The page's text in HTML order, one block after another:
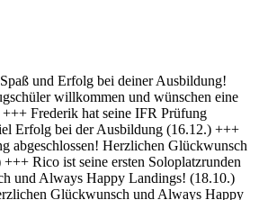
Schüler: Herzlich Willkommen, Robert, und viel Spaß und Erfolg bei deiner Ausbildung. (2.7.) +++ Patrik hat heute sein erstes Solo geflogen - Herzlichen Glückwunsch & Always Happy Landings! (30.6.) +++ Herzlichen Glückwunsch Thiago zur erfolgreichen Prüfung (15.06.) & Always Happy Landings +++ Herzlichen Glückwunsch zu bestandenen PPL(A) Prüfung, Fabian - always happy landings ! (19.5.) +++ Stefan hat die Prüfung für die Instrumentenflugberechtigung bestanden! Gratulation und weiterhin Happy Landings! . (04.05.) +++ Herzlich Willkommen bei der FFG, Eike, und viel Spaß und Erfolg bei deiner Ausbildung. (22.04.) +++ Wir heißen Daniel H. als neuen Flugschüler willkommen und wünschen eine erfolgreiche Ausbildung! (01.04.) +++ Gratulation auch an Daniel P., der heute (31.03.) seinen ersten Alleinflug absolviert hat! Herzlichen Glückwunsch und weiterhin Happy Landings! +++ Norman hat am 15.03. seinen ersten Alleinflug absolviert! Herzlichen Glückwunsch und weiterhin Happy Landings! +++ Daniel hat heute (9.3.) seine Theoretische Prüfung bestanden! Herzlichen Glückwunsch und viel Spaß bei den nächsten Ausbildungsschritten +++ Marek hat heute (1.3.) seine Praktische Prüfung bestanden -Herzlichen Glückwunsch und Always Happy Landings +++ Herzlich Willkommen, Luis. Viel Spaß und Erfolg bei deiner Ausbildung. +++ Herzlich Willkommen, Maximilian. Viel Spaß und Erfolg bei deiner Ausbildung. +++ Simon hat heute (9.2.) seine Theoretische Prüfung bestanden - Herzlichen Glückwunsch +++ Paul hat heute (22. Nov) seine PPL-Prüfung bestanden! Herzlichen Glückwunsch und Always Happy Landings! +++ Willkommen bei der FFG, Vincent. Viel Spaß und Erfolg bei deiner Ausbildung! +++ Willkommen bei der FFG, Doris. Viel Spaß und Erfolg bei deiner Ausbildung! +++ Holger hat seine PPL-Prüfung bestanden! Gratulation und weiterhin Happy Landings! +++ Micha hat seine PPL